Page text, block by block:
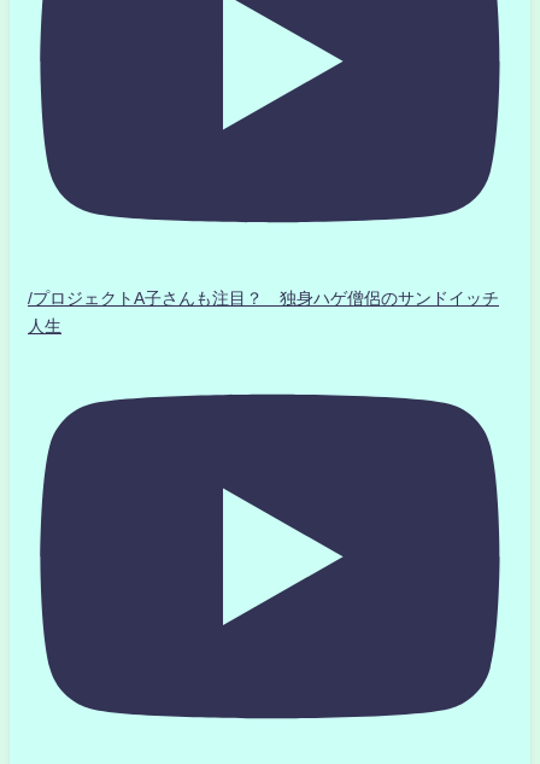
/プロジェクトA子さんも注目？ 独身ハゲ僧侶のサンドイッチ
人生